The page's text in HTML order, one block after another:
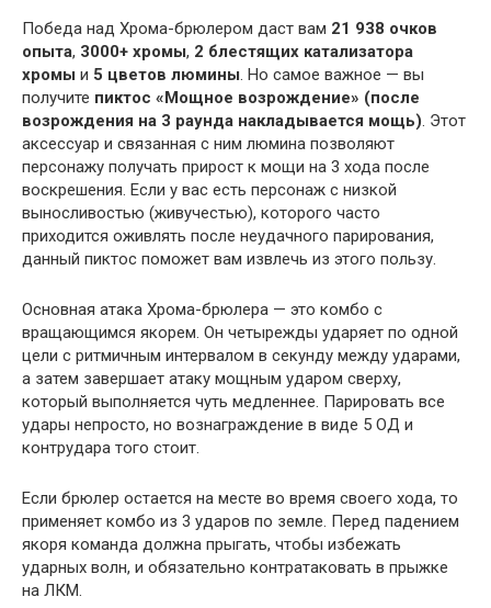
Победа над Хрома-брюлером даст вам 21 938 очков
опыта, 3000+ хромы, 2 блестящих катализатора
хромы и 5 цветов люмины . Но самое важное — вы
получите пиктос «Мощное возрождение» (после
возрождения на 3 раунда накладывается мощь) . Этот
аксессуар и связанная с ним люмина позволяют
персонажу получать прирост к мощи на 3 хода после
воскрешения. Если у вас есть персонаж с низкой
выносливостью (живучестью), которого часто
приходится оживлять после неудачного парирования,
данный пиктос поможет вам извлечь из этого пользу.
Основная атака Хрома-брюлера — это комбо с
вращающимся якорем. Он четырежды ударяет по одной
цели с ритмичным интервалом в секунду между ударами,
а затем завершает атаку мощным ударом сверху,
который выполняется чуть медленнее. Парировать все
удары непросто, но вознаграждение в виде 5 ОД и
контрудара того стоит.
Если брюлер остается на месте во время своего хода, то
применяет комбо из 3 ударов по земле. Перед падением
якоря команда должна прыгать, чтобы избежать
ударных волн, и обязательно контратаковать в прыжке
на ЛКМ.